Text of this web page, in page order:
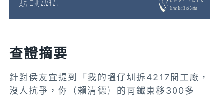
查證摘要
針對侯友宜提到「我的塭仔圳拆4217間工廠，
沒人抗爭，你（賴清德）的南鐵東移300多